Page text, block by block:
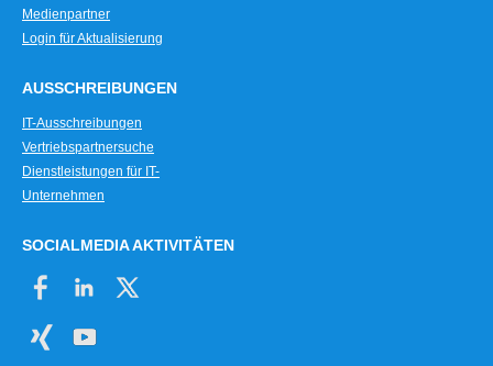
Medienpartner
Login für Aktualisierung
AUSSCHREIBUNGEN
IT-Ausschreibungen
Vertriebspartnersuche
Dienstleistungen für IT-
Unternehmen
SOCIALMEDIA AKTIVITÄTEN